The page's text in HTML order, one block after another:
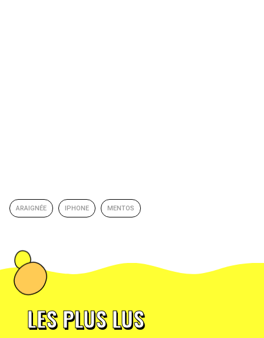
ARAIGNÉE IPHONE MENTOS
LES PLUS LUS